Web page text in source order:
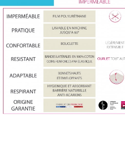
Parure De Lit Thème...
69,00 €